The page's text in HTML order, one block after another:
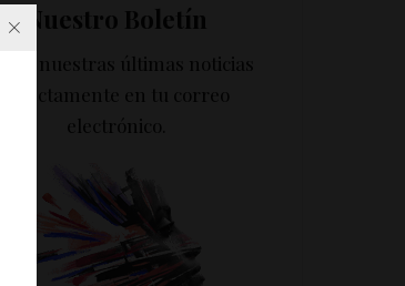
Nuestro Boletín
nuestras últimas noticias
directamente en tu correo
electrónico.